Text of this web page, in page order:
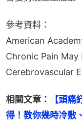
參考資料：
American
Chronic Pain May
Cerebrovascular
相關文章：
【頭
得！教你幾時冷敷